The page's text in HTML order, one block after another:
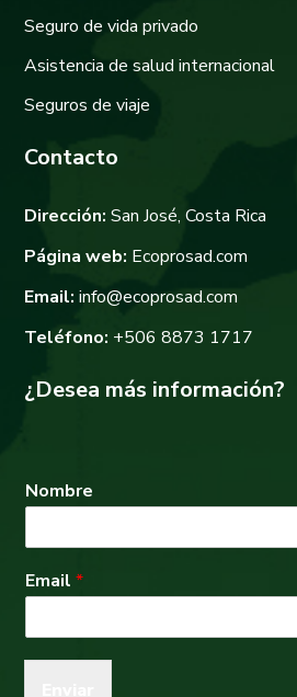
Seguro de vida privado
Asistencia de salud internacional
Seguros de viaje
Contacto
Dirección: San José, Costa Rica
Página web: Ecoprosad.com
Email: info@ecoprosad.com
Teléfono: +506 8873 1717
¿Desea más información?
Nombre
Email*